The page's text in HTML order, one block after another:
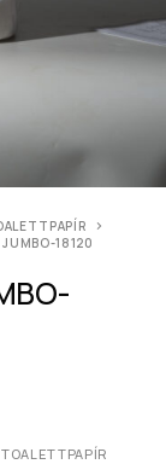
18120
TOALETTPAPÍR